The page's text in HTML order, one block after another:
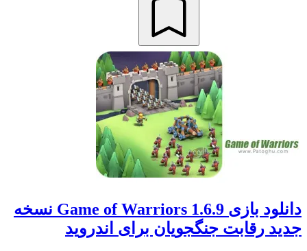
دانلود بازی Game of Warriors 1.6.9 نسخه
جدید رقابت جنگجویان برای اندروید